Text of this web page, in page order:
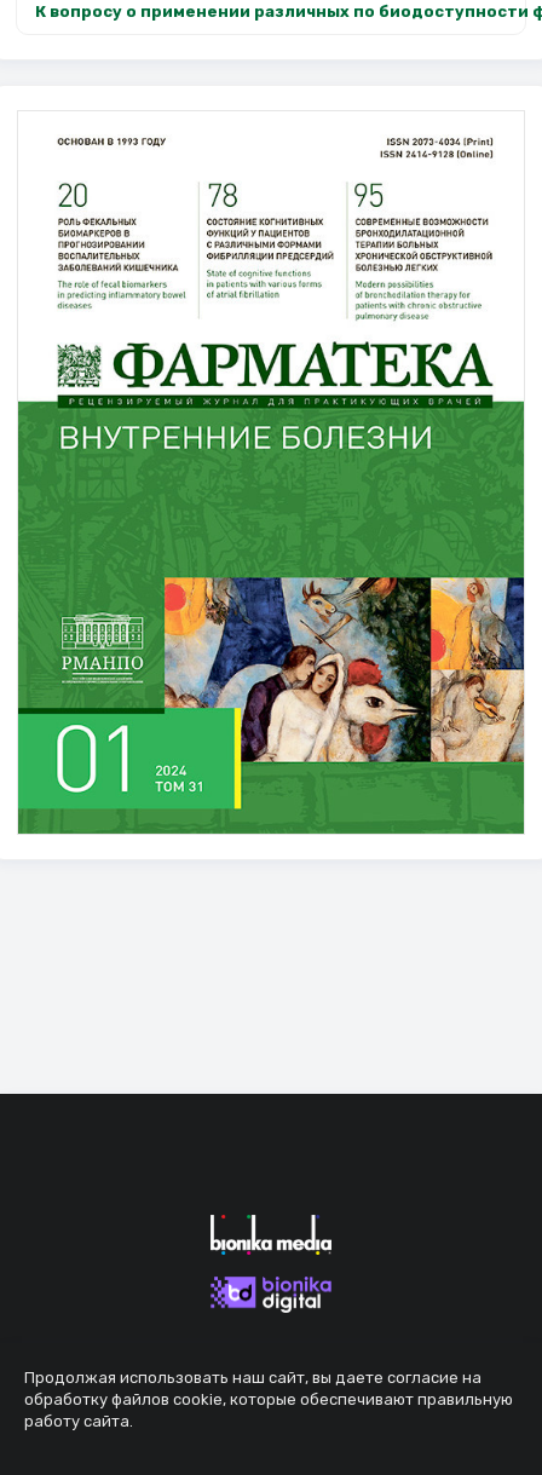
К вопросу о применении различных по
Продолжая использовать наш сайт, вы даете согласие на
обработку файлов cookie, которые обеспечивают правильную
работу сайта.